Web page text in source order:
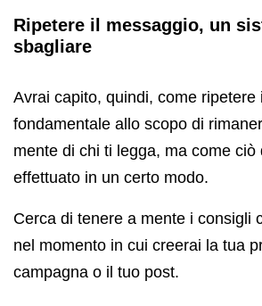
Ripetere il messaggio, un
sbagliare
Avrai capito, quindi, come ripetere
fondamentale allo scopo di
mente di chi ti legga, ma come ciò
effettuato in un certo modo.
Cerca di tenere a mente i consigli
nel momento in cui creerai la tua
campagna o il tuo post.